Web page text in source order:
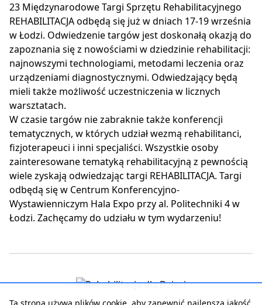
23 Międzynarodowe Targi Sprzętu Rehabilitacyjnego
REHABILITACJA odbędą się już w dniach 17-19 września
w Łodzi. Odwiedzenie targów jest doskonałą okazją do
zapoznania się z nowościami w dziedzinie rehabilitacji:
najnowszymi technologiami, metodami leczenia oraz
urządzeniami diagnostycznymi. Odwiedzający będą
mieli także możliwość uczestniczenia w licznych
warsztatach.
W czasie targów nie zabraknie także konferencji
tematycznych, w których udział wezmą rehabilitanci,
fizjoterapeuci i inni specjaliści. Wszystkie osoby
zainteresowane tematyką rehabilitacyjną z pewnością
wiele zyskają odwiedzając targi REHABILITACJA. Targi
odbędą się w Centrum Konferencyjno-
Wystawienniczym Hala Expo przy al. Politechniki 4 w
Łodzi. Zachęcamy do udziału w tym wydarzeniu!